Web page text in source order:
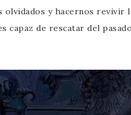
olvidados y hacernos revivir
capaz de rescatar del